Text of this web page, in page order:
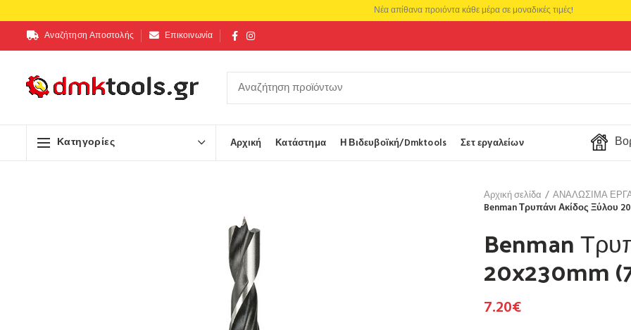
Αναζήτηση Αποστολής Επικοινωνία
Κατηγορίες Αρχική Κατάστημα Η Βιδευβοϊκή/Dmktools Σετ εργαλείων
Αρχική σελίδα
ΑΝΑΛΩΣΙΜΑ
Benman Τρυπάνι Ακίδος Ξύλου
Benman
20x230mm
7.20€
Νέα απίθανα προιόντα κάθε μέρα σε μοναδικές τιμές!